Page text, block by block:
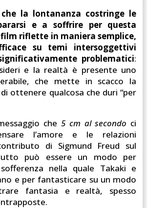
che la lontananza costringe le
e a soffrire per questa
riflette in maniera semplice,
su temi intersoggettivi
problematici:
e la realtà è presente uno
che mette in scacco la
ottenere qualcosa che duri “per
che 5 cm al secondo ci
l’amore e le relazioni
di Sigmund Freud sul
può essere un modo per
nella quale Takaki e
e per fantasticare su un modo
fantasia e realtà, spesso